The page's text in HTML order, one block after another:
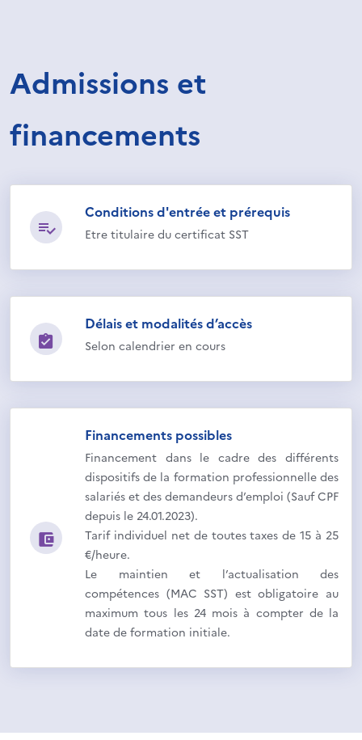
Admissions et
financements
Conditions d'entrée et prérequis
Etre titulaire du certificat SST
Délais et modalités d’accès
Selon calendrier en cours
Financements possibles
Financement dans le cadre des différents
dispositifs de la formation professionnelle des
salariés et des demandeurs d’emploi (Sauf CPF
depuis le 24.01.2023).
Tarif individuel net de toutes taxes de 15 à 25
€/heure.
Le maintien et l’actualisation des
compétences (MAC SST) est obligatoire au
maximum tous les 24 mois à compter de la
date de formation initiale.